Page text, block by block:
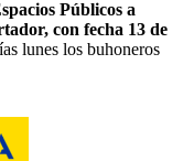
Públicos a
con fecha 13 de
lunes los buhoneros